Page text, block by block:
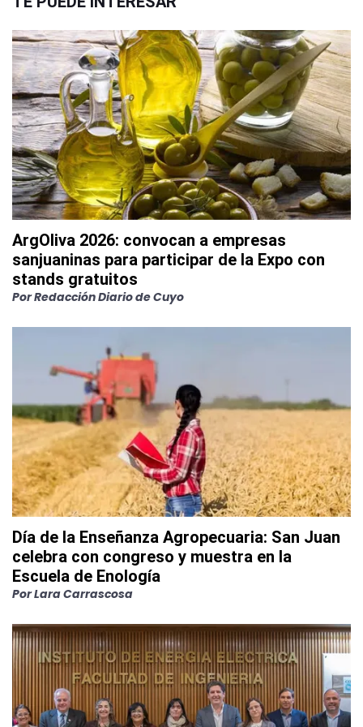
ArgOliva 2026: convocan a empresas
sanjuaninas para participar de la Expo con
stands gratuitos
PorRedacción Diario de Cuyo
Día de la Enseñanza Agropecuaria: San Juan
celebra con congreso y muestra en la
Escuela de Enología
PorLara Carrascosa